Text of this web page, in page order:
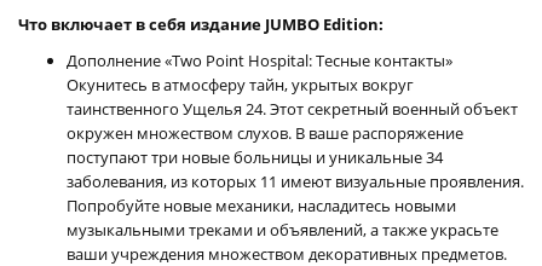
Что включает в себя издание JUMBO Edition:
Дополнение «Two Point Hospital: Тесные контакты»
Окунитесь в атмосферу тайн, укрытых вокруг
таинственного Ущелья 24. Этот секретный военный объект
окружен множеством слухов. В ваше распоряжение
поступают три новые больницы и уникальные 34
заболевания, из которых 11 имеют визуальные проявления.
Попробуйте новые механики, насладитесь новыми
музыкальными треками и объявлений, а также украсьте
ваши учреждения множеством декоративных предметов.